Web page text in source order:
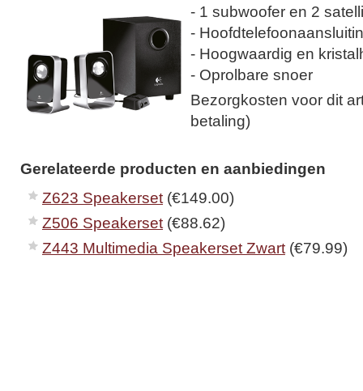
- 1 subwoofer en 2
-
- Hoogwaardig en
- Oprolbare snoer
Bezorgkosten voor dit
betaling)
Gerelateerde producten en aanbiedingen
Z623 Speakerset (€149.00)
Z506 Speakerset (€88.62)
Z443 Multimedia Speakerset Zwart (€79.99)